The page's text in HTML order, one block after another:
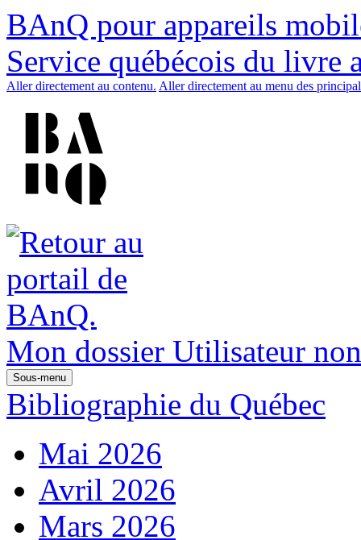
BAnQ pour appareils
Service québécois du livre
Aller directement au contenu. Aller directement au menu des
Mon dossier Utilisateur
Sous-menu
Bibliographie du Québec
Mai 2026
Avril 2026
Mars 2026